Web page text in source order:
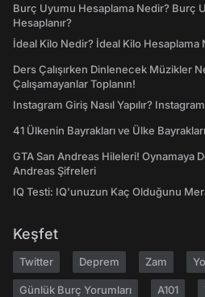
Burç Uyumu Hesaplama Nedir? Burç
Hesaplanır?
İdeal Kilo Nedir? İdeal Kilo Hesaplama
Ders Çalışırken Dinlenecek Müzikler
Çalışamayanlar Toplanın!
Instagram Giriş Nasıl Yapılır?
41 Ülkenin Bayrakları ve Ülke
GTA San Andreas Hileleri! Oynamaya
Andreas Şifreleri
IQ Testi: IQ'unuzun Kaç Olduğunu
Keşfet
Twitter Deprem Zam
Günlük Burç Yorumları A101